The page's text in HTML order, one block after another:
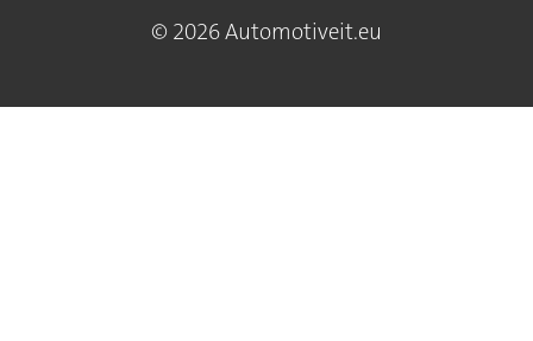
© 2026 Automotiveit.eu